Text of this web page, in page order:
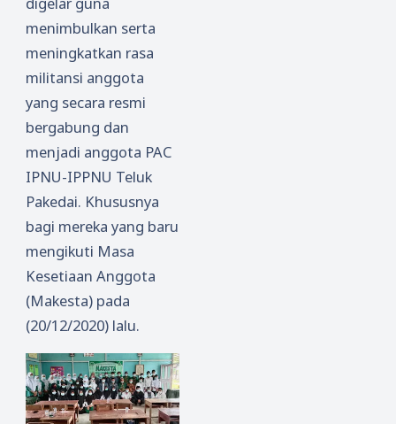
Raya
menimbulkan serta
meningkatkan rasa
militansi anggota
yang secara resmi
bergabung dan
menjadi anggota PAC
IPNU-IPPNU Teluk
Pakedai. Khususnya
bagi mereka yang baru
mengikuti Masa
Kesetiaan Anggota
(Makesta) pada
(20/12/2020) lalu.